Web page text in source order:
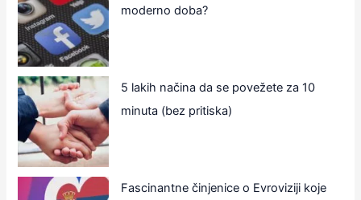
moderno doba?
5 lakih načina da se povežete za 10
minuta (bez pritiska)
Fascinantne činjenice o Evroviziji koje